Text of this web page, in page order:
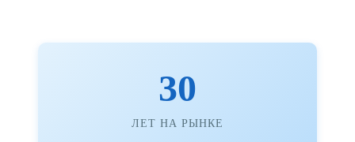
30
ЛЕТ НА РЫНКЕ